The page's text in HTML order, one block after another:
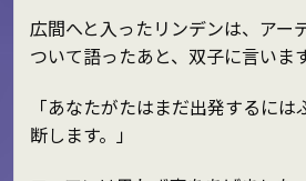
広間へと入ったリンデンは、アー
ついて語ったあと、双子に言います
「あなたがたはまだ出発するに
断します。」